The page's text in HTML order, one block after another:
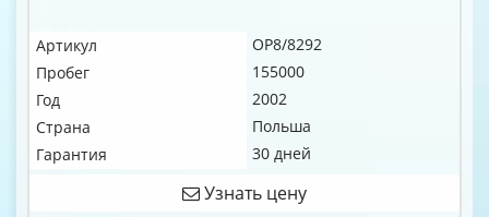
Артикул
OP8/8292
Пробег
155000
Год
2002
Страна
Польша
Гарантия
30 дней
Узнать цену